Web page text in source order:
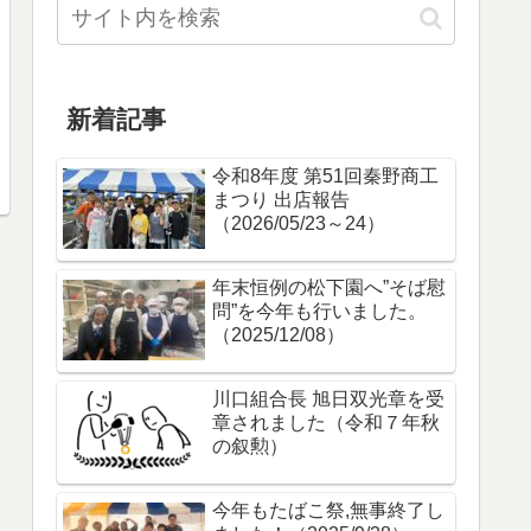
新着記事
令和8年度 第51回秦野商工
まつり 出店報告
（2026/05/23～24）
年末恒例の松下園へ”そば慰
問”を今年も行いました。
（2025/12/08）
川口組合長 旭日双光章を受
章されました（令和７年秋
の叙勲）
今年もたばこ祭,無事終了し